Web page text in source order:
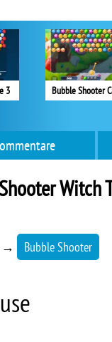
3 Bubble Shooter
Witch
→ Bubble Shooter